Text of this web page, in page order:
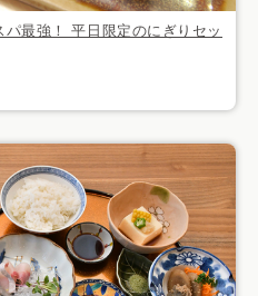
パ最強！ 平日限定のにぎりセッ